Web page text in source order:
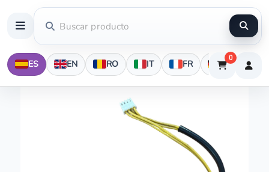
ES EN RO IT FR DE
0